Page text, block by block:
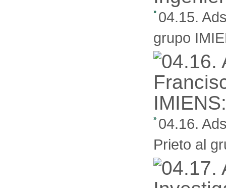
04.15.
grupo
04.16.
Prieto al